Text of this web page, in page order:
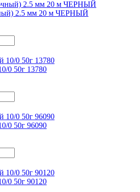
2.5 мм 20 м ЧЕРНЫЙ
0 50г 13780
0 50г 96090
0 50г 90120